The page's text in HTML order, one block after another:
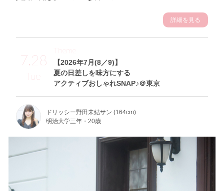
詳細を見る
7.28
Tue
【2026年7月(8／9)】
夏の日差しを味方にする
アクティブおしゃれSNAP♪＠東京
Theme
ドリッシー野田未結サン (164cm)
明治大学三年・20歳